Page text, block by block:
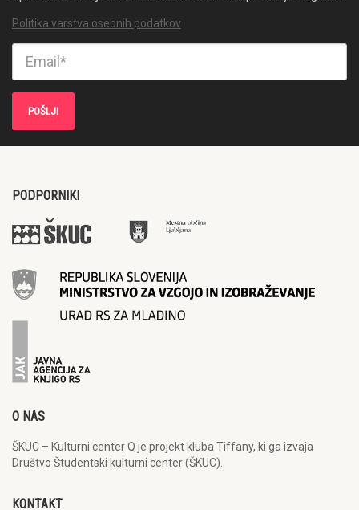
Politika varstva osebnih podatkov
PODPORNIKI
O NAS
ŠKUC – Kulturni center Q je projekt kluba Tiffany, ki ga izvaja
Društvo Študentski kulturni center (ŠKUC).
KONTAKT